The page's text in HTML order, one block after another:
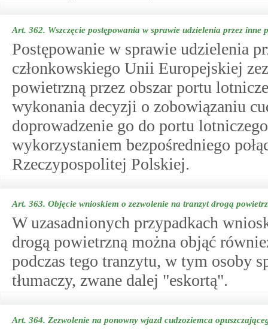
Art. 362. Wszczęcie postępowania w sprawie udzielenia przez
Postępowanie w sprawie udzielenia
członkowskiego Unii Europejskiej
powietrzną przez obszar portu
wykonania decyzji o zobowiązaniu
doprowadzenie go do portu
wykorzystaniem bezpośredniego
Rzeczypospolitej Polskiej.
Art. 363. Objęcie wnioskiem o zezwolenie na tranzyt drogą
W uzasadnionych przypadkach
drogą powietrzną można objąć
podczas tego tranzytu, w tym osoby
tłumaczy, zwane dalej "eskortą".
Art. 364. Zezwolenie na ponowny wjazd cudzoziemca